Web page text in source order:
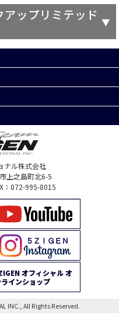
ップリミテッド
ナル株式会社
上之島町北6-5
：072-995-8015
オフィシャル オ
ラインショップ
INC., All Rights Reserved.